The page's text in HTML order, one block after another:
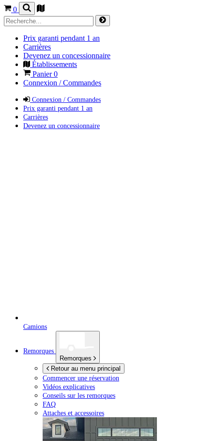
0
Prix garanti pendant 1 an
Carrières
Devenez un concessionnaire
Établissements
Panier0
Connexion / Commandes
Connexion / Commandes
Prix garanti pendant 1 an
Carrières
Devenez un concessionnaire
Camions
Remorques
Remorques
Retour au menu principal
Commencer une réservation
Vidéos explicatives
Conseils sur les remorques
FAQ
Attaches et accessoires